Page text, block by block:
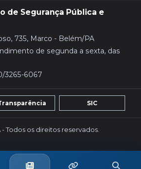
de Segurança Pública e
735, Marco - Belém/PA
de segunda a sexta, das
3265-6067
SIC
Todos os direitos reservados.